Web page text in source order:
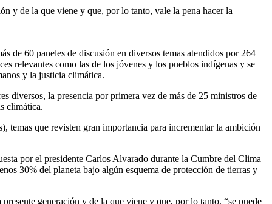
y de la que viene y que, por lo tanto, vale la pena hacer la
de 60 paneles de discusión en diversos temas atendidos por 264
relevantes como las de los jóvenes y los pueblos indígenas y se
y la justicia climática.
diversos, la presencia por primera vez de más de 25 ministros de
climática.
temas que revisten gran importancia para incrementar la ambición
por el presidente Carlos Alvarado durante la Cumbre del Clima
30% del planeta bajo algún esquema de protección de tierras y
generación y de la que viene y que, por lo tanto, “se puede